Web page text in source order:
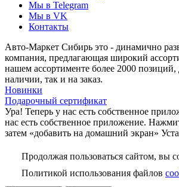
Мы в Telegram
Мы в VK
Контакты
Авто-Маркет Сибирь это - динамично
компания, предлагающая широкий
нашем ассортименте более 2000
наличии, так и на заказ.
Новинки
Подарочный сертификат
Ура! Теперь у нас есть собственное
нас есть собственное приложение.
затем «добавить на домашний экран»
Продолжая пользоваться сайтом, вы
Политикой использования файлов